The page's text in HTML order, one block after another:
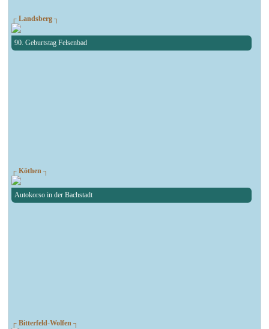
┌ Landsberg ┐
90. Geburtstag Felsenbad
┌ Köthen ┐
Autokorso in der Bachstadt
┌ Bitterfeld-Wolfen ┐